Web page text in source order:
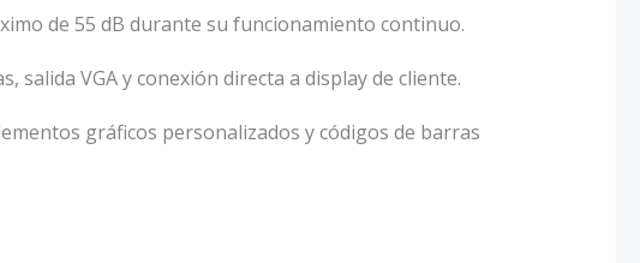
de 55 dB durante su funcionamiento continuo.
VGA y conexión directa a display de cliente.
gráficos personalizados y códigos de barras